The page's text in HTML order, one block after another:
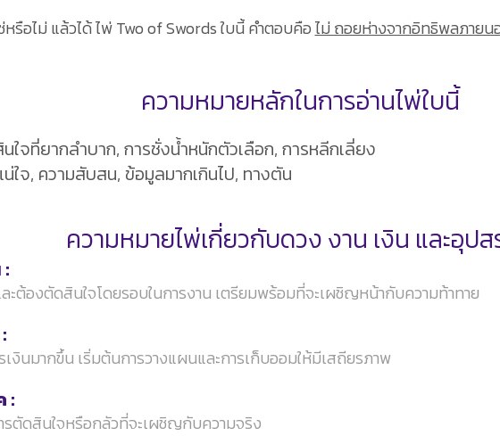
หรือไม่ แล้วได้ ไพ่ Two of Swords ใบนี้ คำตอบคือไม่ ถอยห่างจากอิทธิพลภายน
ความหมายหลักในการอ่านไพ่ใบนี้
ใจที่ยากลำบาก, การชั่งน้ำหนักตัวเลือก, การหลีกเลี่ยง
น่ใจ, ความสับสน, ข้อมูลมากเกินไป, ทางตัน
ความหมายไพ่เกี่ยวกับดวง งาน เงิน และอุป
องตัดสินใจโดยรอบในการงาน เตรียมพร้อมที่จะเผชิญหน้ากับความท้าทาย
งินมากขึ้น เริ่มต้นการวางแผนและการเก็บออมให้มีเสถียรภาพ
:
ตัดสินใจหรือกลัวที่จะเผชิญกับความจริง